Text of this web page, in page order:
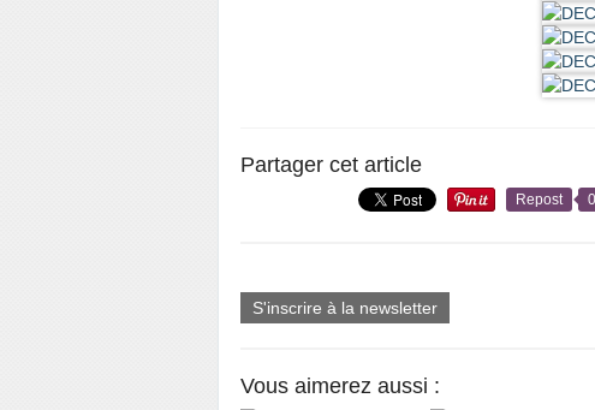
Partager cet article
Repost 0
S'inscrire à la newsletter
Vous aimerez aussi :